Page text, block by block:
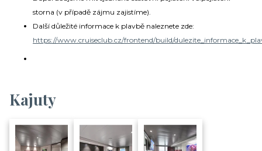
storna (v případě zájmu zajistíme).
Další důležité informace k plavbě naleznete zde:
https://www.cruiseclub.cz/frontend/build/
Kajuty